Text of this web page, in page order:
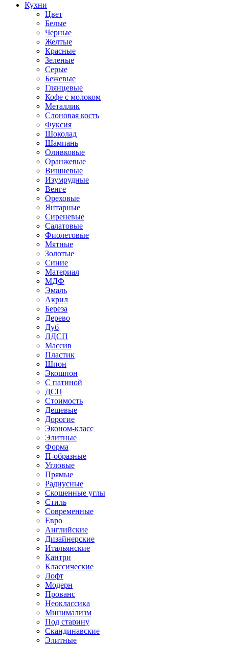
Кухни
Цвет
Белые
Черные
Желтые
Красные
Зеленые
Серые
Бежевые
Глянцевые
Кофе с молоком
Металлик
Слоновая кость
Фуксия
Шоколад
Шампань
Оливковые
Оранжевые
Вишневые
Изумрудные
Венге
Ореховые
Янтарные
Сиреневые
Салатовые
Фиолетовые
Мятные
Золотые
Синие
Материал
МДФ
Эмаль
Акрил
Береза
Дерево
Дуб
ЛДСП
Массив
Пластик
Шпон
Экошпон
С патиной
ДСП
Стоимость
Дешевые
Дорогие
Эконом-класс
Элитные
Форма
П-образные
Угловые
Прямые
Радиусные
Скошенные углы
Стиль
Современные
Евро
Английские
Дизайнерские
Итальянские
Кантри
Классические
Лофт
Модерн
Прованс
Неоклассика
Минимализм
Под старину
Скандинавские
Элитные